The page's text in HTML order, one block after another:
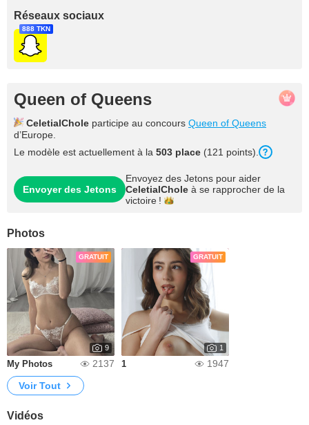
Réseaux sociaux
888 TKN
Queen of Queens
CeletialChole participe au concours Queen of Queens
d’Europe.
Le modèle est actuellement à la 503 place (121 points).
Envoyer des Jetons
Envoyez des Jetons pour aider
CeletialChole à se rapprocher de la
victoire !
Photos
GRATUIT
9
My Photos 2137
GRATUIT
1
1
1947
Voir Tout
Vidéos